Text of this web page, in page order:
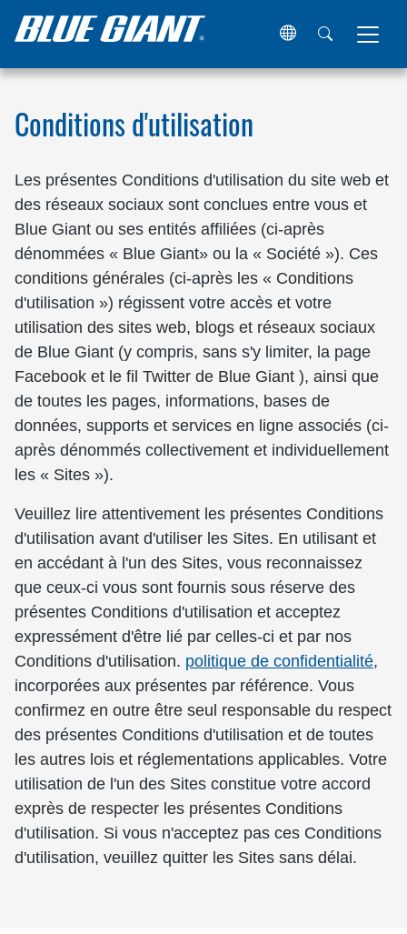
Maison Conditions d'utilisation
Conditions d'utilisation
Les présentes Conditions d'utilisation du site web et
des réseaux sociaux sont conclues entre vous et
Blue Giant ou ses entités affiliées (ci-après
dénommées « Blue Giant» ou la « Société »). Ces
conditions générales (ci-après les « Conditions
d'utilisation ») régissent votre accès et votre
utilisation des sites web, blogs et réseaux sociaux
de Blue Giant (y compris, sans s'y limiter, la page
Facebook et le fil Twitter de Blue Giant ), ainsi que
de toutes les pages, informations, bases de
données, supports et services en ligne associés (ci-
après dénommés collectivement et individuellement
les « Sites »).
Veuillez lire attentivement les présentes Conditions
d'utilisation avant d'utiliser les Sites. En utilisant et
en accédant à l'un des Sites, vous reconnaissez
que ceux-ci vous sont fournis sous réserve des
présentes Conditions d'utilisation et acceptez
expressément d'être lié par celles-ci et par nos
Conditions d'utilisation. politique de confidentialité,
incorporées aux présentes par référence. Vous
confirmez en outre être seul responsable du respect
des présentes Conditions d'utilisation et de toutes
les autres lois et réglementations applicables. Votre
utilisation de l'un des Sites constitue votre accord
exprès de respecter les présentes Conditions
d'utilisation. Si vous n'acceptez pas ces Conditions
d'utilisation, veuillez quitter les Sites sans délai.